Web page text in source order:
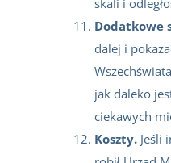
skali i
Dodatkowe
dalej i
jak daleko
ciekawych
Koszty. Jeśli